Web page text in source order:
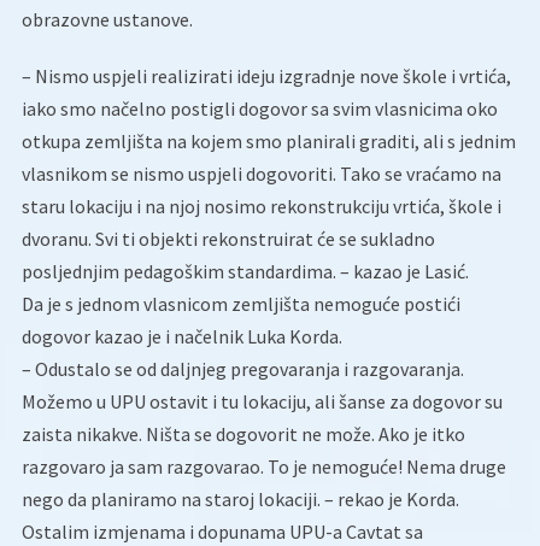
obrazovne ustanove.
– Nismo uspjeli realizirati ideju izgradnje nove škole i vrtića,
iako smo načelno postigli dogovor sa svim vlasnicima oko
otkupa zemljišta na kojem smo planirali graditi, ali s jednim
vlasnikom se nismo uspjeli dogovoriti. Tako se vraćamo na
staru lokaciju i na njoj nosimo rekonstrukciju vrtića, škole i
dvoranu. Svi ti objekti rekonstruirat će se sukladno
posljednjim pedagoškim standardima. – kazao je Lasić.
Da je s jednom vlasnicom zemljišta nemoguće postići
dogovor kazao je i načelnik Luka Korda.
– Odustalo se od daljnjeg pregovaranja i razgovaranja.
Možemo u UPU ostavit i tu lokaciju, ali šanse za dogovor su
zaista nikakve. Ništa se dogovorit ne može. Ako je itko
razgovaro ja sam razgovarao. To je nemoguće! Nema druge
nego da planiramo na staroj lokaciji. – rekao je Korda.
Ostalim izmjenama i dopunama UPU-a Cavtat sa